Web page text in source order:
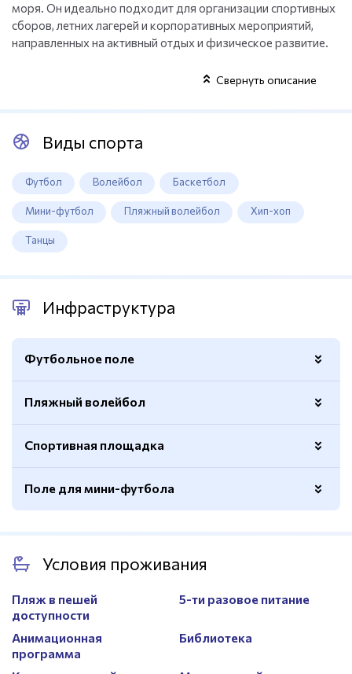
моря. Он идеально подходит для организации спортивных
сборов, летних лагерей и корпоративных мероприятий,
направленных на активный отдых и физическое развитие.
Свернуть описание
Виды спорта
Футбол Волейбол Баскетбол
Мини-футбол Пляжный волейбол Хип-хоп
Танцы
Инфраструктура
Футбольное поле
Покрытие
Натуральный газон
Пляжный волейбол
Покрытие
Кварцевый песок
Спортивная площадка
Покрытие
Резиновое
Ограждение
Есть
Поле для мини-футбола
Размер
20х38м.
Условия проживания
Пляж в пешей
доступности
5-ти разовое питание
Анимационная
программа
Библиотека